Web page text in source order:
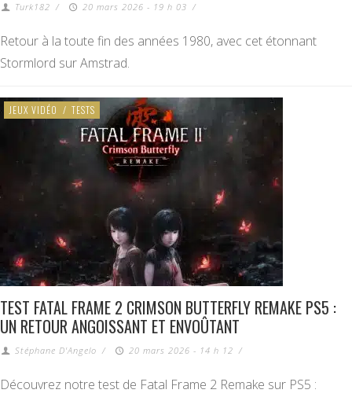
Turk182 / 20 mars 2026 - 19 h 03 /
Retour à la toute fin des années 1980, avec cet étonnant
Stormlord sur Amstrad.
JEUX VIDÉO / TESTS
TEST FATAL FRAME 2 CRIMSON BUTTERFLY REMAKE PS5 :
UN RETOUR ANGOISSANT ET ENVOÛTANT
Stéphane D'Angelo / 20 mars 2026 - 14 h 12 /
Découvrez notre test de Fatal Frame 2 Remake sur PS5 :